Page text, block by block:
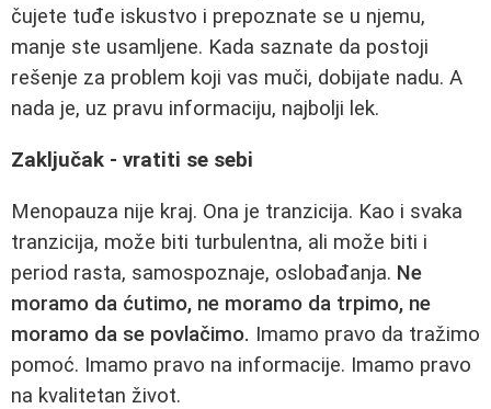
čujete tuđe iskustvo i prepoznate se u njemu,
manje ste usamljene. Kada saznate da postoji
rešenje za problem koji vas muči, dobijate nadu. A
nada je, uz pravu informaciju, najbolji lek.
Zaključak - vratiti se sebi
Menopauza nije kraj. Ona je tranzicija. Kao i svaka
tranzicija, može biti turbulentna, ali može biti i
period rasta, samospoznaje, oslobađanja. Ne
moramo da ćutimo, ne moramo da trpimo, ne
moramo da se povlačimo. Imamo pravo da tražimo
pomoć. Imamo pravo na informacije. Imamo pravo
na kvalitetan život.